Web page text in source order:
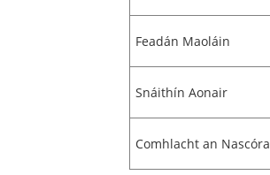
Feadán Maoláin
Snáithín Aonair
Comhlacht an Nascóra